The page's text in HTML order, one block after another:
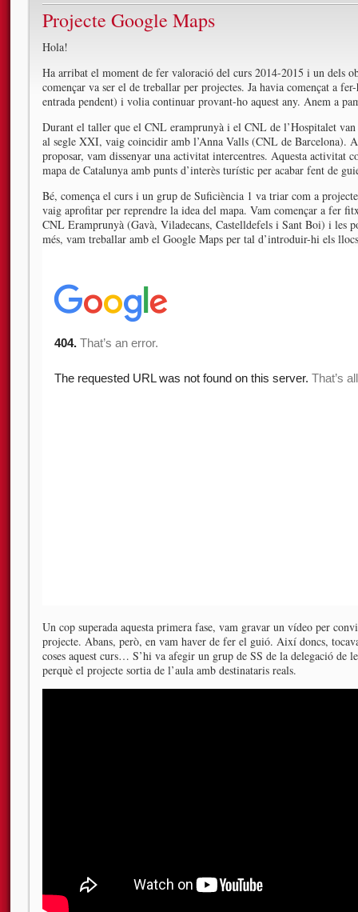
Projecte Google Maps
Hola!
Ha arribat el moment de fer valoració del curs 2014-2015 i un dels
començar va ser el de treballar per projectes. Ja havia començat a
entrada pendent) i volia continuar provant-ho aquest any. Anem a
Durant el taller que el CNL eramprunyà i el CNL de l’Hospitalet
al segle XXI, vaig coincidir amb l’Anna Valls (CNL de Barcelona).
proposar, vam dissenyar una activitat intercentres. Aquesta activitat
mapa de Catalunya amb punts d’interès turístic per acabar fent de
Bé, comença el curs i un grup de Suficiència 1 va triar com a
vaig aprofitar per reprendre la idea del mapa. Vam començar a fer
CNL Eramprunyà (Gavà, Viladecans, Castelldefels i Sant Boi) i les
més, vam treballar amb el Google Maps per tal d’introduir-hi els
Un cop superada aquesta primera fase, vam gravar un vídeo per
projecte. Abans, però, en vam haver de fer el guió. Així doncs,
coses aquest curs… S’hi va afegir un grup de SS de la delegació de
perquè el projecte sortia de l’aula amb destinataris reals.